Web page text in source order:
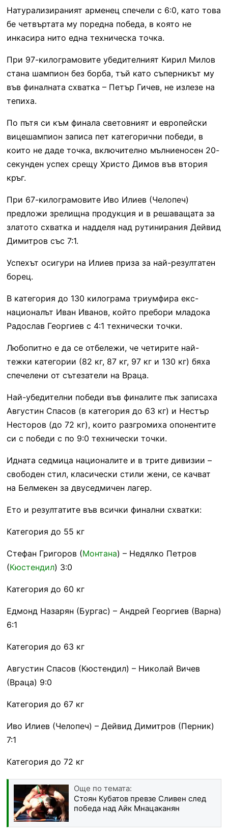
Натурализираният арменец спечели с 6:0, като това
бе четвъртата му поредна победа, в която не
инкасира нито една техническа точка.
При 97-килограмовите убедителният Кирил Милов
стана шампион без борба, тъй като съперникът му
във финалната схватка – Петър Гичев, не излезе на
тепиха.
По пътя си към финала световният и европейски
вицешампион записа пет категорични победи, в
които не даде точка, включително мълниеносен 20-
секунден успех срещу Христо Димов във втория
кръг.
При 67-килограмовите Иво Илиев (Челопеч)
предложи зрелищна продукция и в решаващата за
златото схватка и надделя над рутинирания Дейвид
Димитров със 7:1.
Успехът осигури на Илиев приза за най-резултатен
борец.
В категория до 130 килограма триумфира екс-
националът Иван Иванов, който пребори младока
Радослав Георгиев с 4:1 технически точки.
Любопитно е да се отбележи, че четирите най-
тежки категории (82 кг, 87 кг, 97 кг и 130 кг) бяха
спечелени от сътезатели на Враца.
Най-убедителни победи във финалите пък записаха
Августин Спасов (в категория до 63 кг) и Нестър
Несторов (до 72 кг), които разгромиха опонентите
си с победи с по 9:0 технически точки.
Идната седмица националите и в трите дивизии –
свободен стил, класически стили жени, се качват
на Белмекен за двуседмичен лагер.
Ето и резултатите във всички финални схватки:
Категория до 55 кг
Стефан Григоров (Монтана) – Недялко Петров
(Кюстендил) 3:0
Категория до 60 кг
Едмонд Назарян (Бургас) – Андрей Георгиев (Варна)
6:1
Категория до 63 кг
Августин Спасов (Кюстендил) – Николай Вичев
(Враца) 9:0
Категория до 67 кг
Иво Илиев (Челопеч) – Дейвид Димитров (Перник)
7:1
Категория до 72 кг
Още по темата:
Стоян Кубатов превзе Сливен след
победа над Айк Мнацаканян